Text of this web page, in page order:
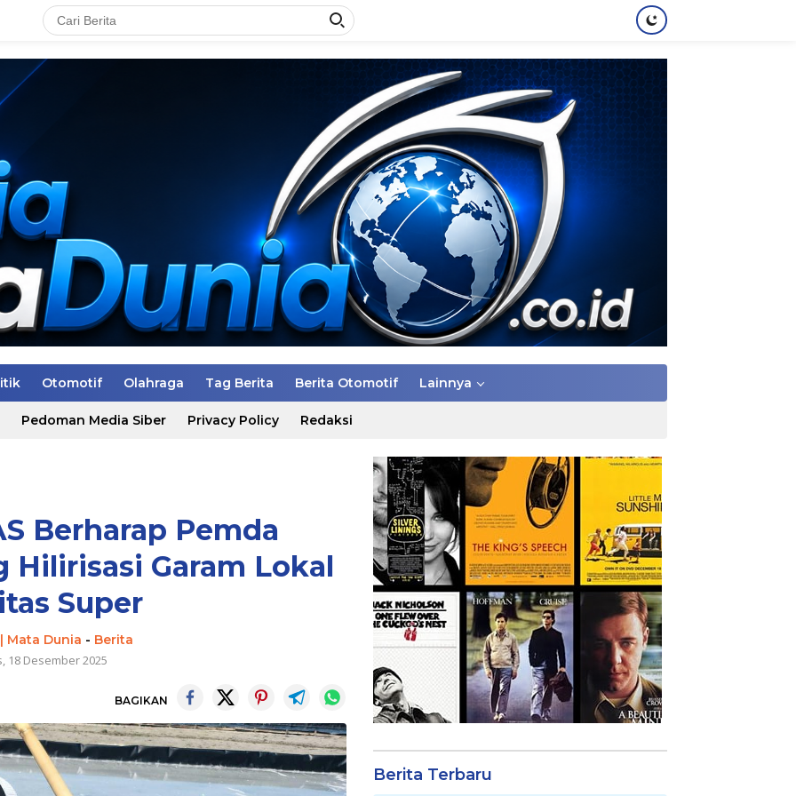
Otomotif Olahraga Tag Berita Berita Otomotif Lainnya
Pedoman Media Siber Privacy Policy Redaksi
Berharap Pemda
Hilirisasi Garam Lokal
Super
Mata Dunia - Berita
18 Desember 2025
BAGIKAN
Berita Terbaru